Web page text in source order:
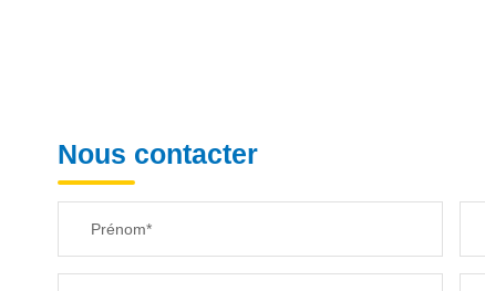
Nous contacter
Prénom*